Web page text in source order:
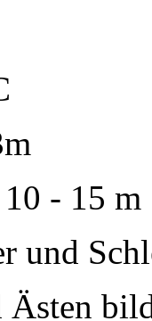
- 15 m
und